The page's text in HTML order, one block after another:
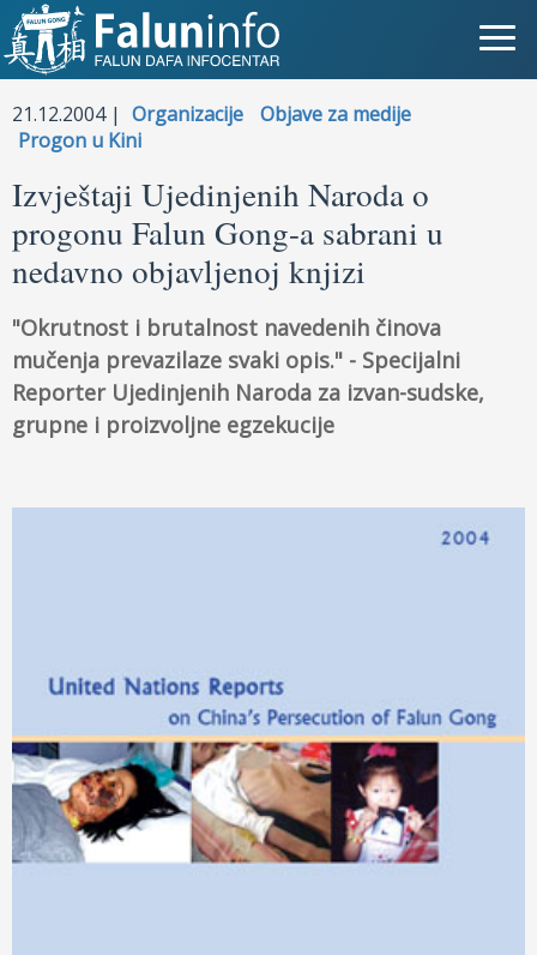
Šta je Falun Gong?
Objave za medije
Lična iskustva
Najnovije vesti
Slike
21.12.2004 | Organizacije
Objave za medije
Progon u Kini
Izvještaji Ujedinjenih Naroda o
progonu Falun Gong-a sabrani u
nedavno objavljenoj knjizi
"Okrutnost i brutalnost navedenih činova
mučenja prevazilaze svaki opis." - Specijalni
Reporter Ujedinjenih Naroda za izvan-sudske,
grupne i proizvoljne egzekucije